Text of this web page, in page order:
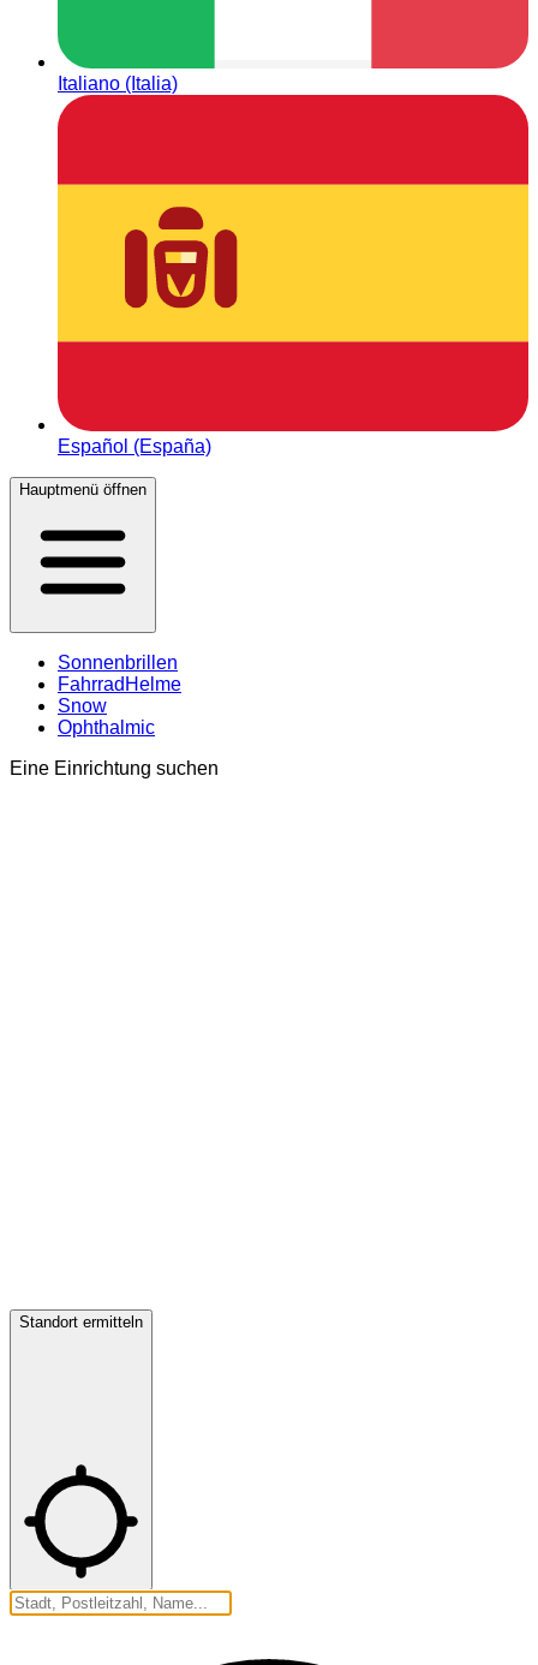
Italiano (Italia)
Español (España)
Hauptmenü öffnen
Sonnenbrillen
FahrradHelme
Snow
Ophthalmic
Eine Einrichtung suchen
Standort ermitteln